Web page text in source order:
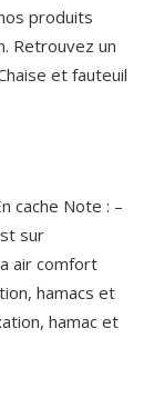
produits
Retrouvez un
et fauteuil
cache Note : –
sur
air comfort
hamacs et
hamac et